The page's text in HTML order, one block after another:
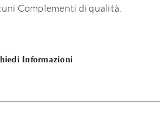
Complementi di qualità.
Informazioni